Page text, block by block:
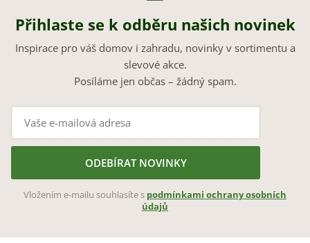
Přihlaste se k odběru našich novinek
Inspirace pro váš domov i zahradu, novinky v sortimentu a
slevové akce.
Posíláme jen občas – žádný spam.
ODEBÍRAT NOVINKY
Vložením e-mailu souhlasíte s podmínkami ochrany osobních
údajů